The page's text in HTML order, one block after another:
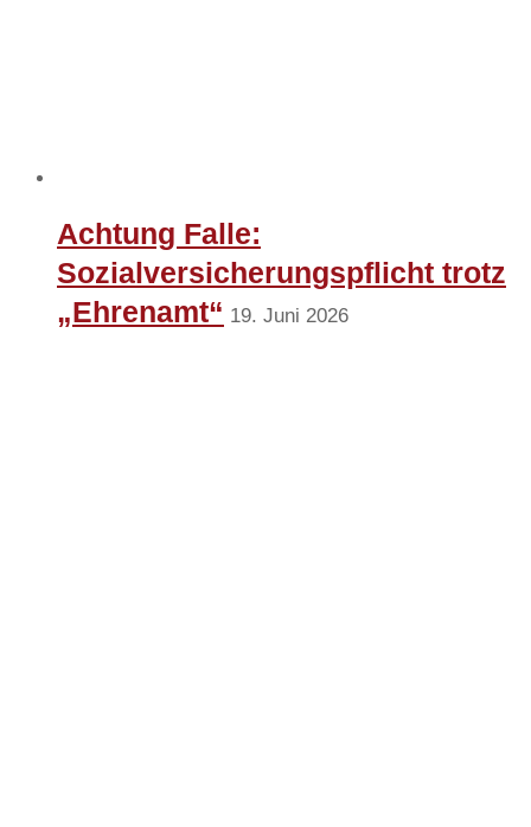
Achtung Falle:
Sozialversicherungspflicht trotz
„Ehrenamt“ 19. Juni 2026